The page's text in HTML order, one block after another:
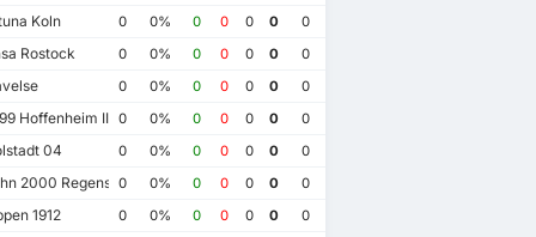
Koln 0 0% 0 0 0 0 0
Rostock 0 0% 0 0 0 0 0
0 0% 0 0 0 0 0
Hoffenheim II 0 0% 0 0 0 0 0
04 0 0% 0 0 0 0 0
2000 Regensburg
0 0% 0 0 0 0 0
1912 0 0% 0 0 0 0 0